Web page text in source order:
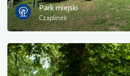
Park miejski
Czaplinek